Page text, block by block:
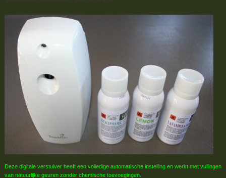
Deze digitale verstuiver heeft een volledige automatische instelling en werkt met vullingen
van natuurlijke geuren zonder chemische toevoegingen.